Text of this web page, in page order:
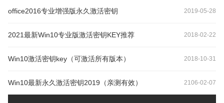
office2016专业增强版永久激活密钥 2019-05-28
2021最新Win10专业版激活密钥KEY推荐 2018-02-22
Win10激活密钥key（可激活所有版本） 2018-10-31
Win10最新永久激活密钥2019（亲测有效） 2106-02-07